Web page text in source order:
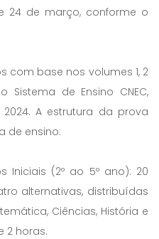
24 de março, conforme o
com base nos volumes 1, 2
de Ensino CNEC,
A estrutura da prova
de ensino:
Iniciais (2º ao 5º ano): 20
alternativas, distribuídas
Ciências, História e
2 horas.